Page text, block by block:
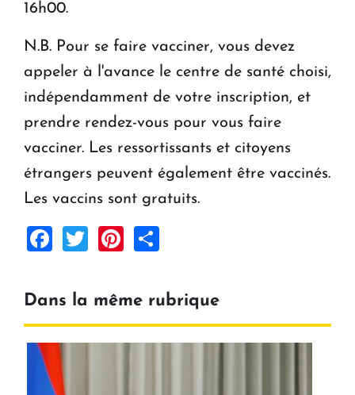
16h00.
N.B. Pour se faire vacciner, vous devez
appeler à l'avance le centre de santé choisi,
indépendamment de votre inscription, et
prendre rendez-vous pour vous faire
vacciner. Les ressortissants et citoyens
étrangers peuvent également être vaccinés.
Les vaccins sont gratuits.
Facebook
TwitterPinterest
Dans la même rubrique